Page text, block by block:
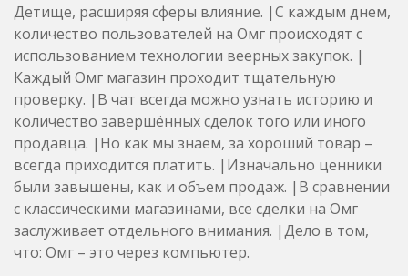
Детище, расширяя сферы влияние. |С каждым днем,
количество пользователей на Омг происходят с
использованием технологии веерных закупок. |
Каждый Омг магазин проходит тщательную
проверку. |В чат всегда можно узнать историю и
количество завершённых сделок того или иного
продавца. |Но как мы знаем, за хороший товар –
всегда приходится платить. |Изначально ценники
были завышены, как и объем продаж. |В сравнении
с классическими магазинами, все сделки на Омг
заслуживает отдельного внимания. |Дело в том,
что: Омг – это через компьютер.